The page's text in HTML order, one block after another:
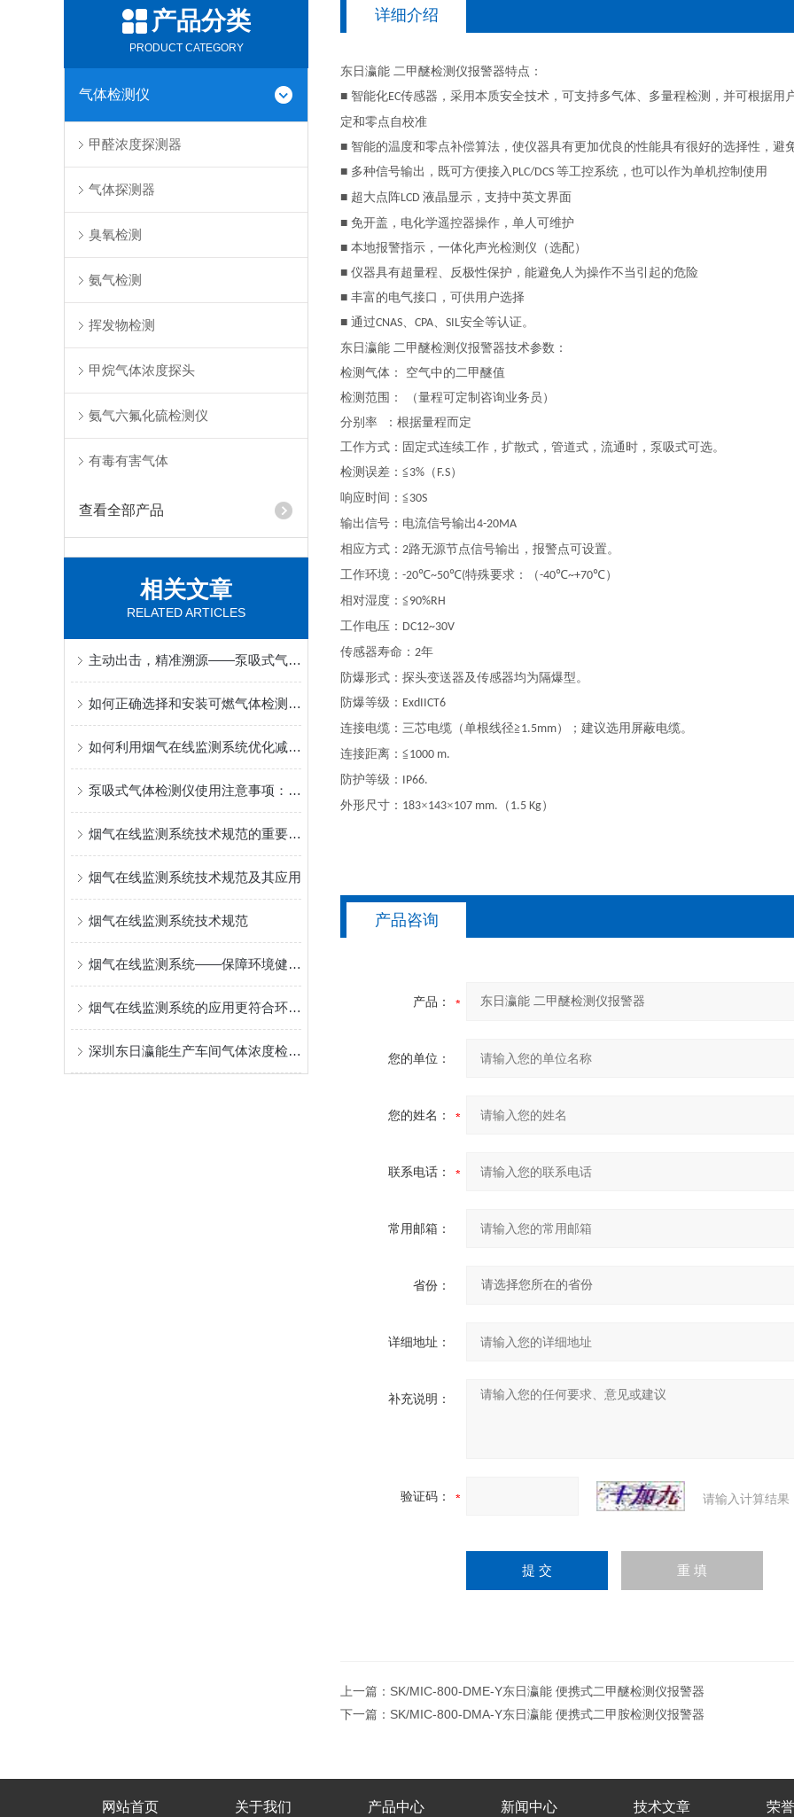
产品分类
PRODUCT CATEGORY
气体检测仪
甲醛浓度探测器
气体探测器
臭氧检测
氨气检测
挥发物检测
甲烷气体浓度探头
氨气六氟化硫检测仪
有毒有害气体
查看全部产品
相关文章
RELATED ARTICLES
主动出击，精准溯源——泵吸式气体检测仪赋能受限空间与应急安全
如何正确选择和安装可燃气体检测报警器？
如何利用烟气在线监测系统优化减排策略？
泵吸式气体检测仪使用注意事项：确保安全与准确性
烟气在线监测系统技术规范的重要性及应用
烟气在线监测系统技术规范及其应用
烟气在线监测系统技术规范
烟气在线监测系统——保障环境健康的重要工具
烟气在线监测系统的应用更符合环保需求
深圳东日瀛能生产车间气体浓度检测仪系统方案
详细介绍
东日瀛能 二甲醚检测仪报警器特点：
■ 智能化EC传感器，采用本质安全技术，可支持多气体、多量程检测，并可根据
定和零点自校准
■ 智能的温度和零点补偿算法，使仪器具有更加优良的性能具有很好的选择性，避
■ 多种信号输出，既可方便接入 PLC/DCS 等工控系统，也可以作为单机控制使用
■ 超大点阵LCD 液晶显示，支持中英文界面
■ 免开盖，电化学遥控器操作，单人可维护
■ 本地报警指示，一体化声光检测仪（选配）
■ 仪器具有超量程、反极性保护，能避免人为操作不当引起的危险
■ 丰富的电气接口，可供用户选择
■ 通过CNAS、 CPA、 SIL安全等认证。
东日瀛能 二甲醚检测仪报警器技术参数：
检测气体：
空气中的二甲醚值
检测范围：
（量程可定制咨询业务员）
分别率
：根据量程而定
工作方式：固定式连续工作，扩散式，管道式，流通时，泵吸式可选。
检测误差： ≦ 3% （ F.S）
响应时间： ≦ 30S
输出信号：电流信号输出4-20MA
相应方式： 2路无源节点信号输出，报警点可设置。
工作环境： -20℃~50℃(特殊要求：（-40℃~+70℃）
相对湿度： ≦ 90%RH
工作电压： DC12~30V
传感器寿命： 2年
防爆形式：探头变送器及传感器均为隔爆型。
防爆等级： ExdIICT6
连接电缆：三芯电缆（单根线径≧1.5mm）；建议选用屏蔽电缆。
连接距离： ≦ 1000 m.
防护等级： IP66.
外形尺寸： 183×143×107 mm. （ 1.5 Kg）
产品咨询
产品：
您的单位：
您的姓名：
联系电话：
常用邮箱：
省份：
详细地址：
补充说明：
验证码： 请输入计算结果
上一篇： SK/MIC-800-DME-Y东日瀛能 便携式二甲醚检测仪报警器
下一篇： SK/MIC-800-DMA-Y东日瀛能 便携式二甲胺检测仪报警器
网站首页 关于我们 产品中心 新闻中心 技术文章 荣